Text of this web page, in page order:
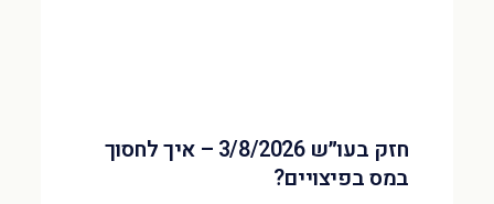
חזק בעו״ש 3/8/2026 – איך לחסוך
במס בפיצויים?